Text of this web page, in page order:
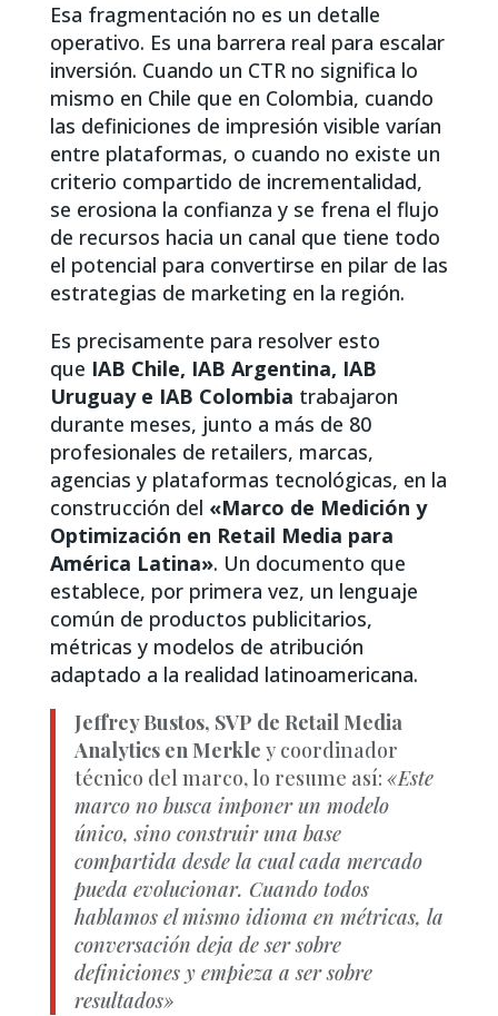
Esa fragmentación no es un detalle
operativo. Es una barrera real para escalar
inversión. Cuando un CTR no significa lo
mismo en Chile que en Colombia, cuando
las definiciones de impresión visible varían
entre plataformas, o cuando no existe un
criterio compartido de incrementalidad,
se erosiona la confianza y se frena el flujo
de recursos hacia un canal que tiene todo
el potencial para convertirse en pilar de las
estrategias de marketing en la región.
Es precisamente para resolver esto
que IAB Chile, IAB Argentina, IAB
Uruguay e IAB Colombia trabajaron
durante meses, junto a más de 80
profesionales de retailers, marcas,
agencias y plataformas tecnológicas, en la
construcción del «Marco de Medición y
Optimización en Retail Media para
América Latina». Un documento que
establece, por primera vez, un lenguaje
común de productos publicitarios,
métricas y modelos de atribución
adaptado a la realidad latinoamericana.
Jeffrey Bustos, SVP de Retail Media
Analytics en Merkle y coordinador
técnico del marco, lo resume así:«Este
marco no busca imponer un modelo
único, sino construir una base
compartida desde la cual cada mercado
pueda evolucionar. Cuando todos
hablamos el mismo idioma en métricas, la
conversación deja de ser sobre
definiciones y empieza a ser sobre
resultados»